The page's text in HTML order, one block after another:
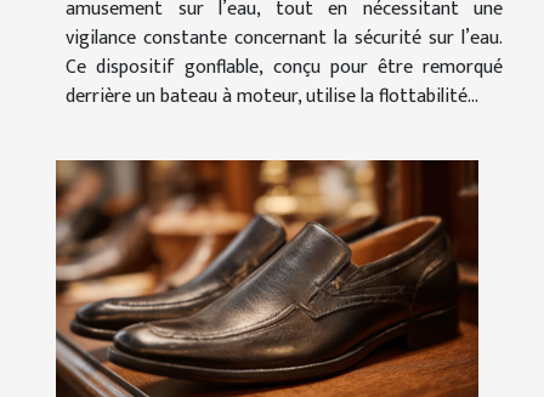
amusement sur l’eau, tout en nécessitant une
vigilance constante concernant la sécurité sur l’eau.
Ce dispositif gonflable, conçu pour être remorqué
derrière un bateau à moteur, utilise la flottabilité...